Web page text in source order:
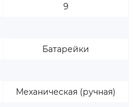
9
Батарейки
Механическая (ручная)